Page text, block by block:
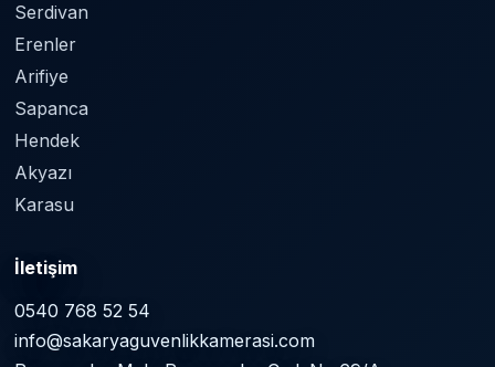
Serdivan
Erenler
Arifiye
Sapanca
Hendek
Akyazı
Karasu
İletişim
0540 768 52 54
info@sakaryaguvenlikkamerasi.com